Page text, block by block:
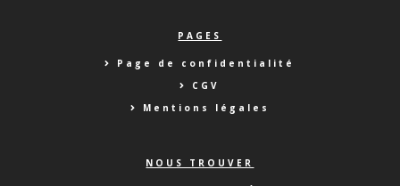
PAGES
Page de confidentialité
CGV
Mentions légales
NOUS TROUVER